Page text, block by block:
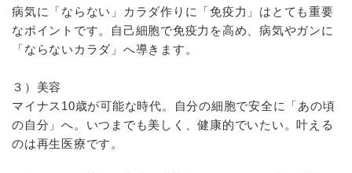
病気に「ならない」カラダ作りに「免疫力」はとても重要
なポイントです。自己細胞で免疫力を高め、病気やガンに
「ならないカラダ」へ導きます。
３）美容
マイナス10歳が可能な時代。自分の細胞で安全に「あの頃
の自分」へ。いつまでも美しく、健康的でいたい。叶える
のは再生医療です。